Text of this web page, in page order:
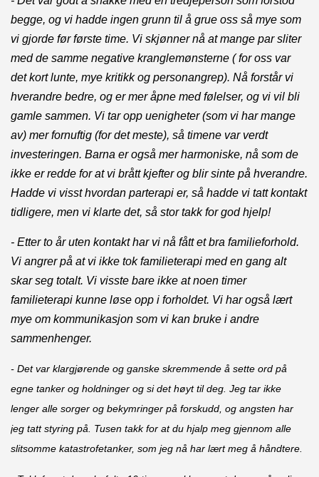
begge, og vi hadde ingen grunn til å grue oss så mye som
vi gjorde før første time. Vi skjønner nå at mange par sliter
med de samme negative kranglemønsterne ( for oss var
det kort lunte, mye kritikk og personangrep). Nå forstår vi
hverandre bedre, og er mer åpne med følelser, og vi vil bli
gamle sammen. Vi tar opp uenigheter (som vi har mange
av) mer fornuftig (for det meste), så timene var verdt
investeringen. Barna er også mer harmoniske, nå som de
ikke er redde for at vi brått kjefter og blir sinte på hverandre.
Hadde vi visst hvordan parterapi er, så hadde vi tatt kontakt
tidligere, men vi klarte det, så stor takk for god hjelp!
- Etter to år uten kontakt har vi nå fått et bra familieforhold.
Vi angrer på at vi ikke tok familieterapi med en gang alt
skar seg totalt. Vi visste bare ikke at noen timer
familieterapi kunne løse opp i forholdet. Vi har også lært
mye om kommunikasjon som vi kan bruke i andre
sammenhenger.
- Det var klargjørende og ganske skremmende å sette ord på
egne tanker og holdninger og si det høyt til deg. Jeg tar ikke
lenger alle sorger og bekymringer på forskudd, og angsten har
jeg tatt styring på. Tusen takk for at du hjalp meg gjennom alle
slitsomme katastrofetanker, som jeg nå har lært meg å håndtere.